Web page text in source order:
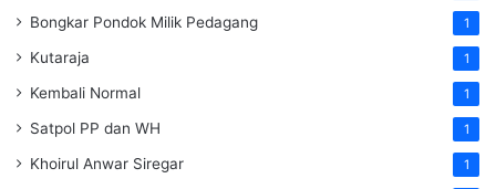
Bongkar Pondok Milik Pedagang 1
Kutaraja 1
Kembali Normal 1
Satpol PP dan WH 1
Khoirul Anwar Siregar 1